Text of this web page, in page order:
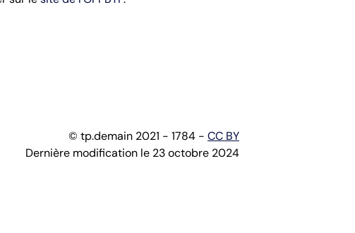
© tp.demain 2021 - 1784 - CC BY
Dernière modification le 23 octobre 2024